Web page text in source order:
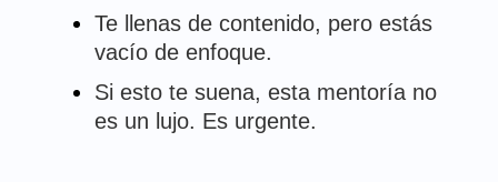
Te llenas de contenido, pero estás
vacío de enfoque.
Si esto te suena, esta mentoría no
es un lujo. Es urgente.